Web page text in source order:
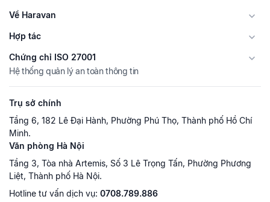
Về Haravan
Hợp tác
Chứng chỉ ISO 27001
Hệ thống quản lý an toàn thông tin
Trụ sở chính
Tầng 6, 182 Lê Đại Hành, Phường Phú Thọ, Thành phố Hồ Chí
Minh.
Văn phòng Hà Nội
Tầng 3, Tòa nhà Artemis, Số 3 Lê Trọng Tấn, Phường Phương
Liệt, Thành phố Hà Nội.
Hotline tư vấn dịch vụ: 0708.789.886